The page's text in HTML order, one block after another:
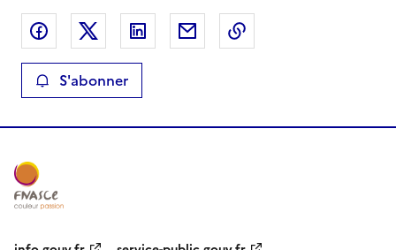
Partager sur Facebook
Partager sur XPartager sur LinkedIn
Partager par email
S'abonner